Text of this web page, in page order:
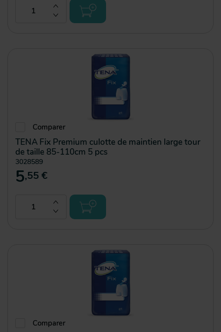
Comparer
TENA Fix Premium culotte de maintien large tour
de taille 85-110cm 5 pcs
3028589
5,55 €
Comparer